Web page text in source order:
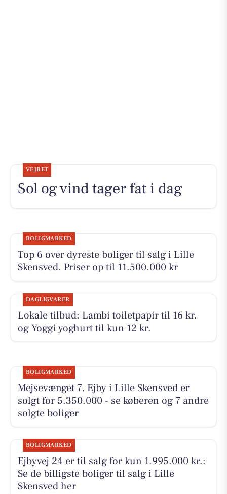
VEJRET
Sol og vind tager fat i dag
BOLIGMARKED
Top 6 over dyreste boliger til salg i Lille
Skensved. Priser op til 11.500.000 kr
DAGLIGVARER
Lokale tilbud: Lambi toiletpapir til 16 kr.
og Yoggi yoghurt til kun 12 kr.
BOLIGMARKED
Mejsevænget 7, Ejby i Lille Skensved er
solgt for 5.350.000 - se køberen og 7 andre
solgte boliger
BOLIGMARKED
Ejbyvej 24 er til salg for kun 1.995.000 kr.:
Se de billigste boliger til salg i Lille
Skensved her